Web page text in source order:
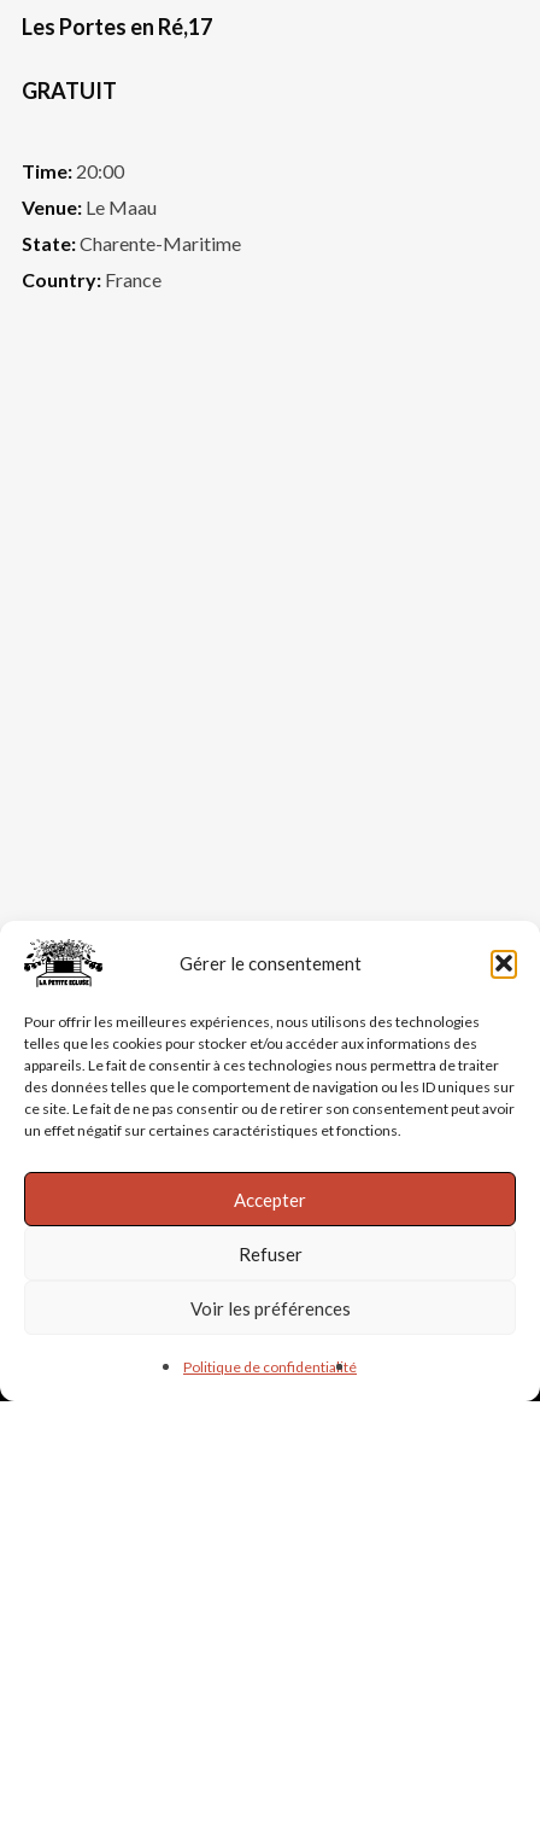
Gérer le consentement
Pour offrir les meilleures expériences, nous utilisons des technologies
telles que les cookies pour stocker et/ou accéder aux informations des
appareils. Le fait de consentir à ces technologies nous permettra de traiter
des données telles que le comportement de navigation ou les ID uniques sur
ce site. Le fait de ne pas consentir ou de retirer son consentement peut avoir
un effet négatif sur certaines caractéristiques et fonctions.
Accepter
Refuser
Voir les préférences
Politique de confidentialité
Les Portes en Ré,17
GRATUIT
Time:20:00
Venue:Le Maau
State:Charente-Maritime
Country:France
Informations & liens utiles